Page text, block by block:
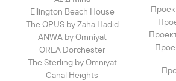
Ellington Beach House
The OPUS by Zaha Hadid
ANWA by Omniyat
ORLA Dorchester
The Sterling by Omniyat
Canal Heights